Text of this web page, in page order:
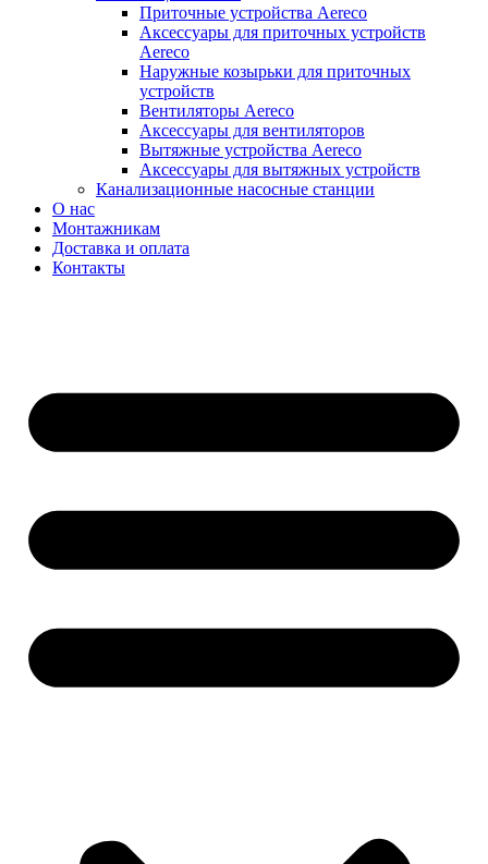
Приточные устройства Aereco
Аксессуары для приточных устройств
Aereco
Наружные козырьки для приточных
устройств
Вентиляторы Aereco
Аксессуары для вентиляторов
Вытяжные устройства Aereco
Аксессуары для вытяжных устройств
Канализационные насосные станции
О нас
Монтажникам
Доставка и оплата
Контакты